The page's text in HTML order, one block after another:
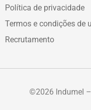
Política de privacidade
Termos e condições de
Recrutamento
©2026 Indumel –